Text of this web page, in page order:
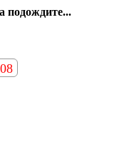
подождите...